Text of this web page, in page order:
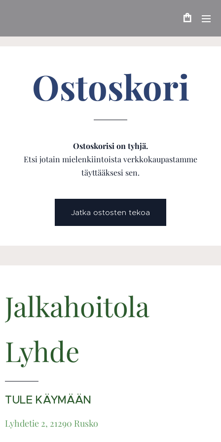
Ostoskori
Ostoskorisi on tyhjä.
Etsi jotain mielenkiintoista verkkokaupastamme
täyttääksesi sen.
Jatka ostosten tekoa
Jalkahoitola
Lyhde
TULE KÄYMÄÄN
Lyhdetie 2, 21290 Rusko